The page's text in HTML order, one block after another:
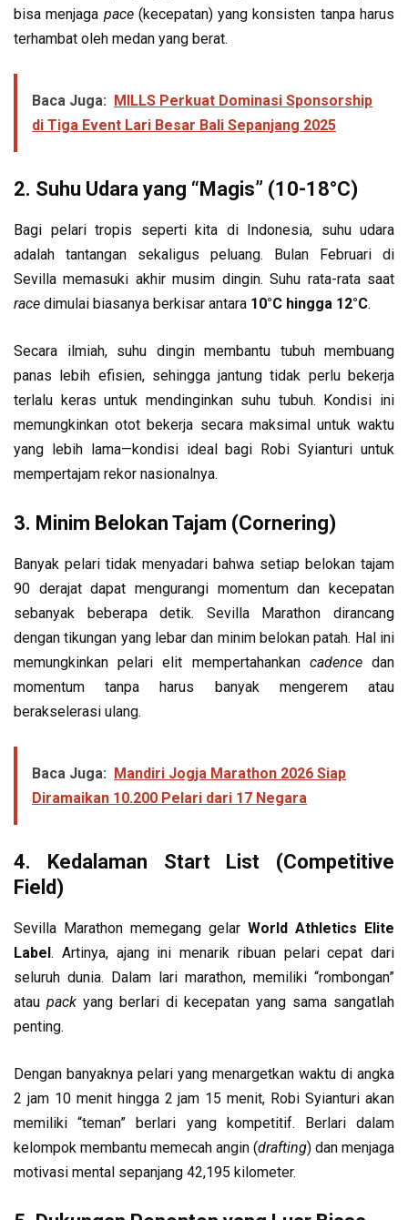
bisa menjaga pace(kecepatan) yang konsisten tanpa harus
terhambat oleh medan yang berat.
Baca Juga: MILLS Perkuat Dominasi Sponsorship
di Tiga Event Lari Besar Bali Sepanjang 2025
2. Suhu Udara yang “Magis” (10-18°C)
Bagi pelari tropis seperti kita di Indonesia, suhu udara
adalah tantangan sekaligus peluang. Bulan Februari di
Sevilla memasuki akhir musim dingin. Suhu rata-rata saat
race dimulai biasanya berkisar antara 10°C hingga 12°C.
Secara ilmiah, suhu dingin membantu tubuh membuang
panas lebih efisien, sehingga jantung tidak perlu bekerja
terlalu keras untuk mendinginkan suhu tubuh. Kondisi ini
memungkinkan otot bekerja secara maksimal untuk waktu
yang lebih lama—kondisi ideal bagi Robi Syianturi untuk
mempertajam rekor nasionalnya.
3. Minim Belokan Tajam (Cornering)
Banyak pelari tidak menyadari bahwa setiap belokan tajam
90 derajat dapat mengurangi momentum dan kecepatan
sebanyak beberapa detik. Sevilla Marathon dirancang
dengan tikungan yang lebar dan minim belokan patah. Hal ini
memungkinkan pelari elit mempertahankan cadencedan
momentum tanpa harus banyak mengerem atau
berakselerasi ulang.
Baca Juga: Mandiri Jogja Marathon 2026 Siap
Diramaikan 10.200 Pelari dari 17 Negara
4. Kedalaman Start List (Competitive
Field)
Sevilla Marathon memegang gelar World Athletics Elite
Label. Artinya, ajang ini menarik ribuan pelari cepat dari
seluruh dunia. Dalam lari marathon, memiliki “rombongan”
atau pack yang berlari di kecepatan yang sama sangatlah
penting.
Dengan banyaknya pelari yang menargetkan waktu di angka
2 jam 10 menit hingga 2 jam 15 menit, Robi Syianturi akan
memiliki “teman” berlari yang kompetitif. Berlari dalam
kelompok membantu memecah angin (drafting) dan menjaga
motivasi mental sepanjang 42,195 kilometer.